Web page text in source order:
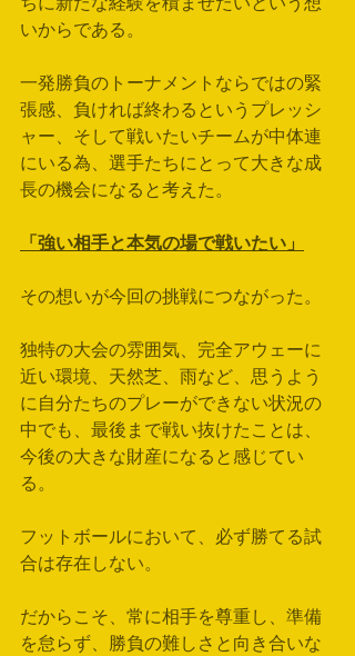
いからである。
一発勝負のトーナメントならではの緊
張感、負ければ終わるというプレッシ
ャー、そして戦いたいチームが中体連
にいる為、選手たちにとって大きな成
長の機会になると考えた。
「強い相手と本気の場で戦いたい」
その想いが今回の挑戦につながった。
独特の大会の雰囲気、完全アウェーに
近い環境、天然芝、雨など、思うよう
に自分たちのプレーができない状況の
中でも、最後まで戦い抜けたことは、
今後の大きな財産になると感じてい
る。
フットボールにおいて、必ず勝てる試
合は存在しない。
だからこそ、常に相手を尊重し、準備
を怠らず、勝負の難しさと向き合いな